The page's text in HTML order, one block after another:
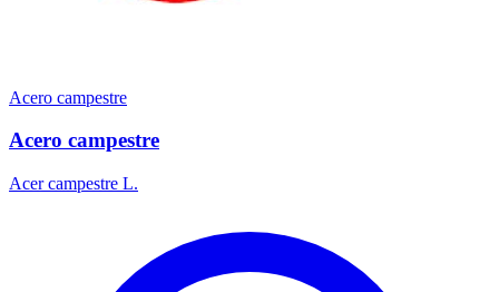
Acero campestre
Acero campestre
Acer campestre L.